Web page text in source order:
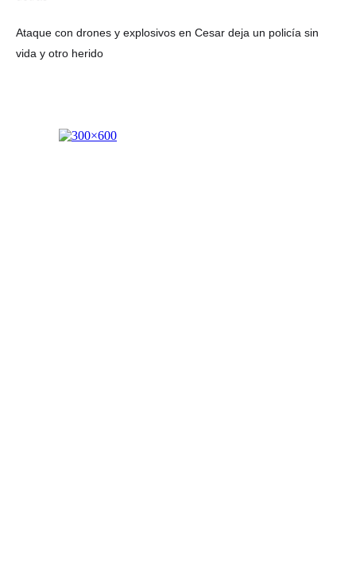
Ataque con drones y explosivos en Cesar deja un policía sin
vida y otro herido